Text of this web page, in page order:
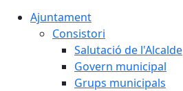
Ajuntament
Consistori
Salutació de l'Alcalde
Govern municipal
Grups municipals